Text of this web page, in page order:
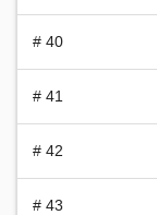
# 40
# 41
# 42
# 43